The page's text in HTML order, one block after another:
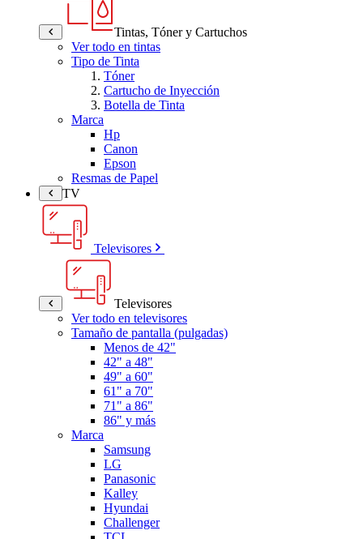
Tintas, Tóner y Cartuchos
Ver todo en tintas
Tipo de Tinta
Tóner
Cartucho de Inyección
Botella de Tinta
Marca
Hp
Canon
Epson
Resmas de Papel
TV
Televisores
Televisores
Ver todo en televisores
Tamaño de pantalla (pulgadas)
Menos de 42"
42" a 48"
49" a 60"
61" a 70"
71" a 86"
86" y más
Marca
Samsung
LG
Panasonic
Kalley
Hyundai
Challenger